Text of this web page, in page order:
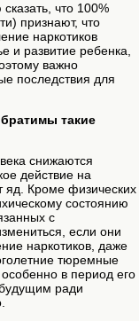
что 100%
признают, что
наркотиков
и развитие ребенка,
важно
последствия для
такие
снижаются
действие на
яд. Кроме физических
состоянию
с
если они
наркотиков, даже
тюремные
в период его
будущим ради